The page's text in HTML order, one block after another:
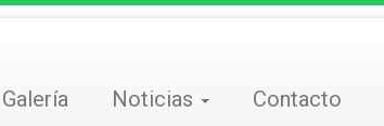
Galería Noticias Contacto